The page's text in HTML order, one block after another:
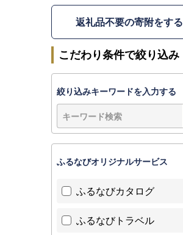
返礼品不要の寄附をする
こだわり条件で絞り込み
絞り込みキーワードを入力する
ふるなびオリジナルサービス
ふるなびカタログ
ふるなびトラベル